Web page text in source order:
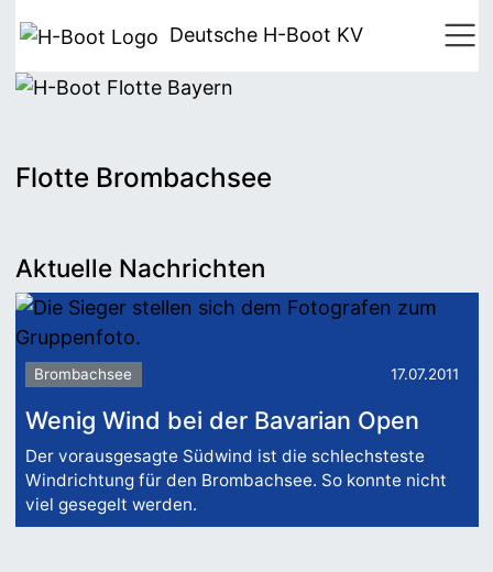
Deutsche H-Boot KV
Flotte Brombachsee
Aktuelle Nachrichten
Brombachsee 17.07.2011
Wenig Wind bei der Bavarian Open
Der vorausgesagte Südwind ist die schlechsteste
Windrichtung für den Brombachsee. So konnte nicht
viel gesegelt werden.